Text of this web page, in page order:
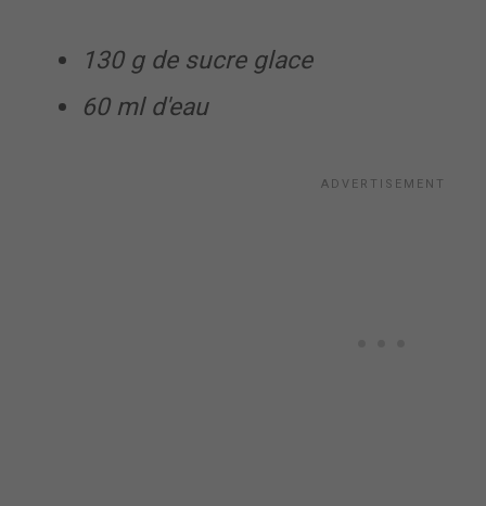
130 g de sucre glace
60 ml d'eau